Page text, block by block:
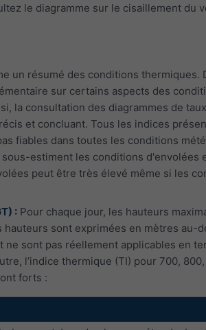
le diagramme sur le cisaillement du
un résumé des conditions
sur certains aspects des
la consultation des diagrammes de
et concluant. Tous les indices
fiables dans toutes les conditions
estiment les conditions d'envolées
peut être très élevé même si les
: Pour chaque jour, les hauteurs
sont exprimées en mètres au-
sont pas réellement applicables en
l’indice thermique (TI) pour 700,
forts :